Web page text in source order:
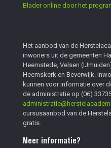
Blader online door het
Het aanbod van de
inwoners uit de gemeenten
Heemstede, Velsen
Heemskerk en Beverwijk.
kunnen voor informatie over
de administratie op (06)
cursusaanbod van de
gratis.
Meer informatie?